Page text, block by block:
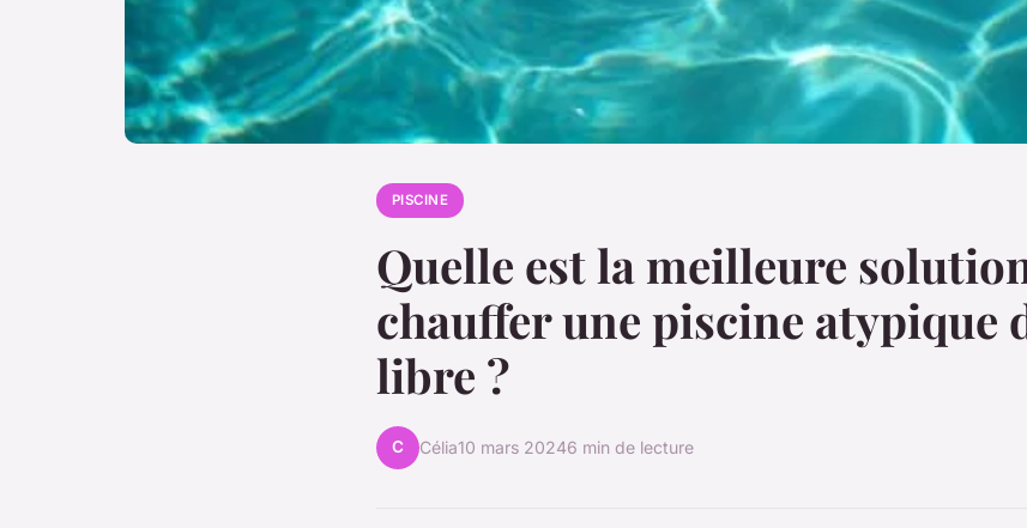
PISCINE
Quelle est la meilleure
chauffer une piscine atypique
libre ?
C Célia10 mars 20246 min de lecture